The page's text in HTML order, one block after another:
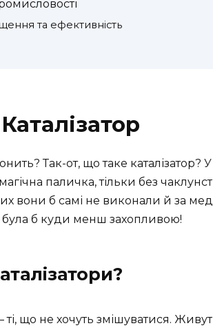
та ефективність
Так-от, що таке
магічна паличка, тільки без
вони б самі не виконали й за
була б куди менш захопливою!
ті, що не хочуть змішуватися.